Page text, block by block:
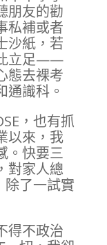
朋友的勸
私補或者
沙紙，若
立足——
態去裸考
通識科。
，也有抓
以來，我
。快要三
對家人總
除了一試實
得不政治